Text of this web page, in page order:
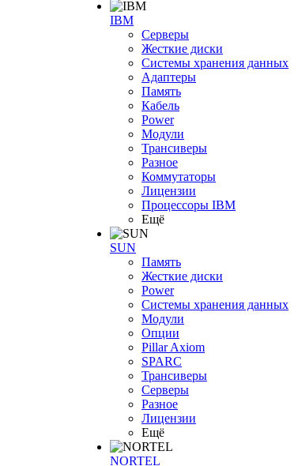
IBM
Серверы
Жесткие диски
Системы хранения данных
Адаптеры
Память
Кабель
Power
Модули
Трансиверы
Разное
Коммутаторы
Лицензии
Процессоры IBM
Ещё
SUN
Память
Жесткие диски
Power
Системы хранения данных
Модули
Опции
Pillar Axiom
SPARC
Трансиверы
Серверы
Разное
Лицензии
Ещё
NORTEL